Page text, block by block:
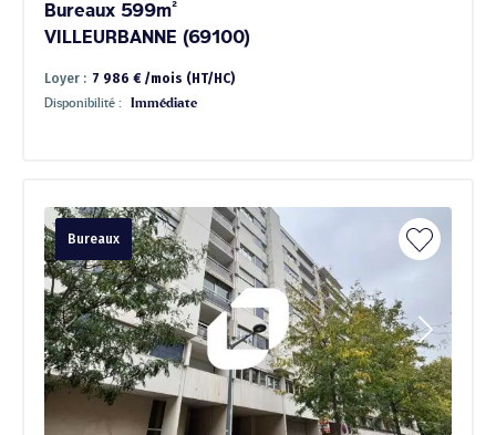
Bureaux 599m²
VILLEURBANNE (69100)
Loyer : 7 986 € /mois (HT/HC)
Disponibilité : Immédiate
Bureaux